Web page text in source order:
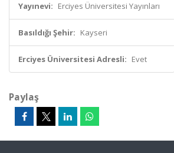
Yayınevi: Erciyes Üniversitesi Yayınları
Basıldığı Şehir: Kayseri
Erciyes Üniversitesi Adresli: Evet
Paylaş